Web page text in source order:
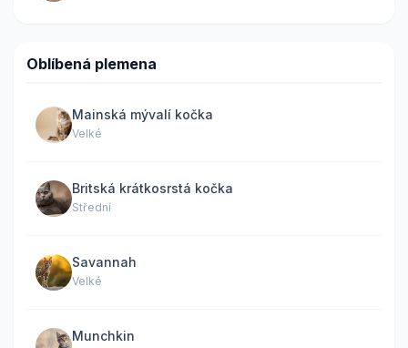
Oblíbená plemena
Mainská mývalí kočka
Velké
Britská krátkosrstá kočka
Střední
Savannah
Velké
Munchkin